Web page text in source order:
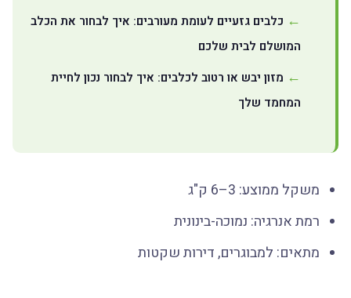
כלבים גזעיים לעומת מעורבים: איך לבחור את הכלב
המושלם לבית שלכם
מזון יבש או רטוב לכלבים: איך לבחור נכון לחיית
המחמד שלך
משקל ממוצע: 3–6 ק"ג
רמת אנרגיה: נמוכה-בינונית
מתאים: למבוגרים, דירות שקטות